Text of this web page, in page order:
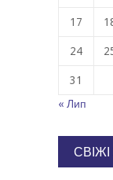
17
24
31
« Лип